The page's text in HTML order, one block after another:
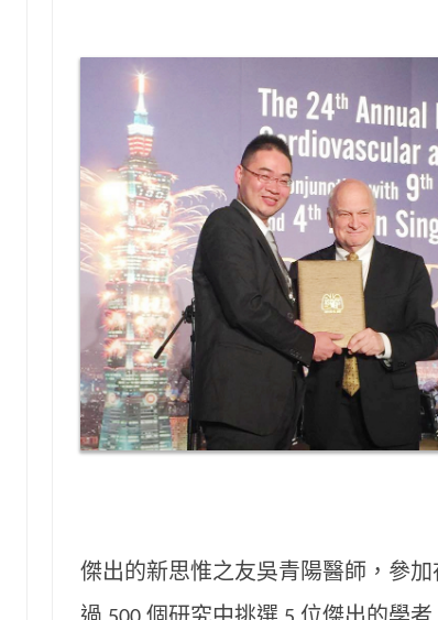
傑出的新思惟之友吳青陽醫師，參加